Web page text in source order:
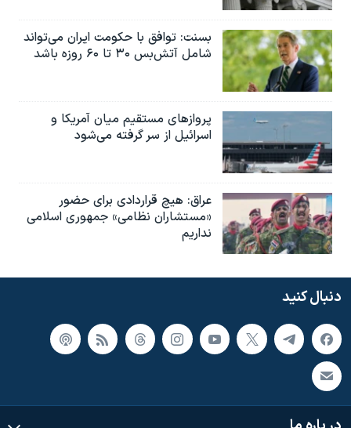
بسنت: توافق با حکومت ایران می‌تواند
شامل آتش‌بس ۳۰ تا ۶۰ روزه باشد
پروازهای مستقیم میان آمریکا و
اسرائیل از سر گرفته می‌شود
عراق: هیچ قراردادی برای حضور
«مستشاران نظامی» جمهوری اسلامی
نداریم
دنبال کنید